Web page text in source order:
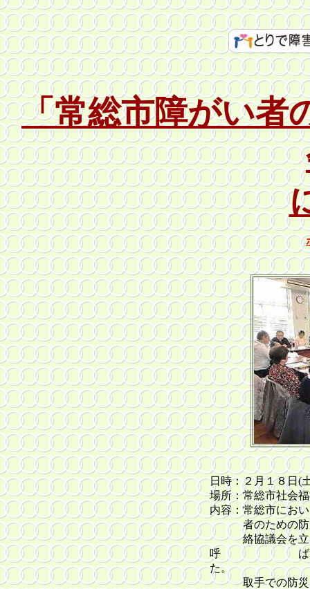
「常総市障がい者
日時：２月１８日(
場所：常総市社会
内容：常総市にお
者のための防災
絡協議会を立ち
呼 ばれて
取手での防災マ